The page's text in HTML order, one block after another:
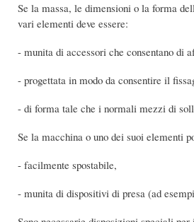
Se la massa, le dimensioni o la forma
vari elementi deve essere:
- munita di accessori che consentano di
- progettata in modo da consentire il
- di forma tale che i normali mezzi di
Se la macchina o uno dei suoi elementi
- facilmente spostabile,
- munita di dispositivi di presa (ad